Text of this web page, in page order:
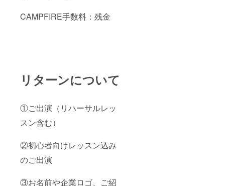
CAMPFIRE手数料：残金
リターンについて
①ご出演（リハーサルレッ
スン含む）
②初心者向けレッスン込み
のご出演
③お名前や企業ロゴ、ご紹